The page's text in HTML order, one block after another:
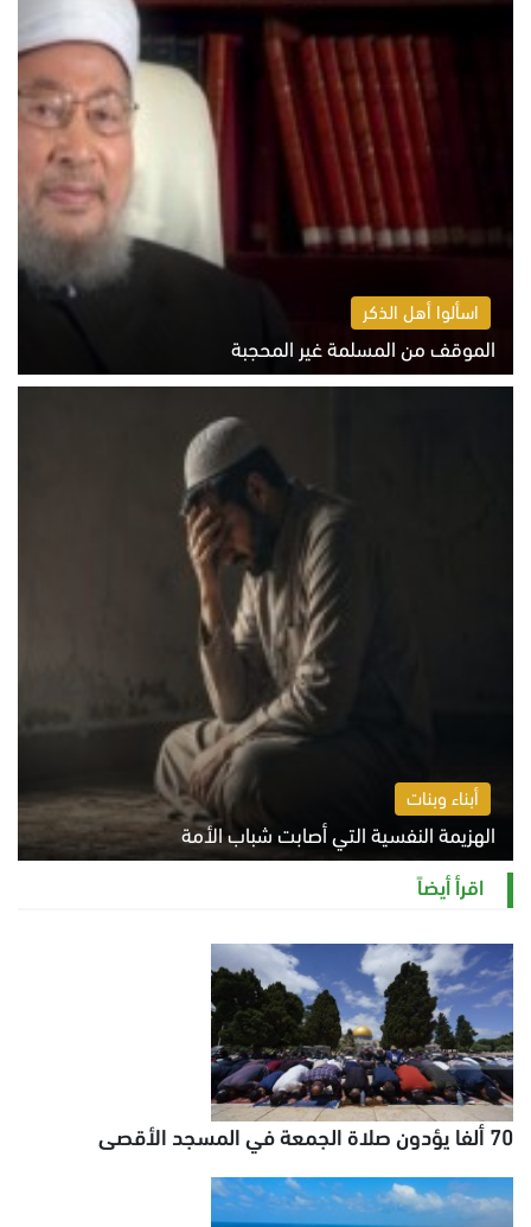
اسألوا أهل الذكر
الموقف من المسلمة غير المحجبة
الخميس 6 أغسطس 2026 10:45 ص
أبناء وبنات
الهزيمة النفسية التي أصابت شباب الأمة
الخميس 6 أغسطس 2026 11:12 ص
اقرأ أيضاً
70 ألفا يؤدون صلاة الجمعة في المسجد الأقصى